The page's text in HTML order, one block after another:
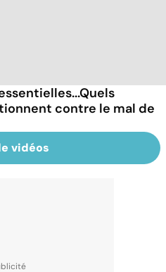
contre le mal de
vidéos